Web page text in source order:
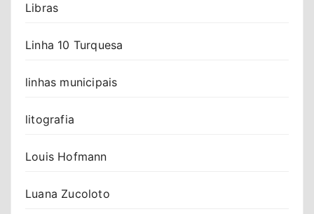
Libras
Linha 10 Turquesa
linhas municipais
litografia
Louis Hofmann
Luana Zucoloto